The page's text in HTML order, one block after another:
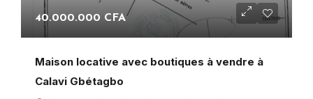
40.000.000 CFA
Maison locative avec boutiques à vendre à
Calavi Gbétagbo